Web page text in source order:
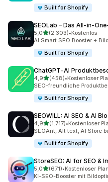
Built for Shopify
SEOLab – Das
5,0von 5 Sternen
(2.303)
2303 Rezensionen
•Kostenlos
AI Smart SEO Booster +
Built for Shopify
ChatGPT‑AI
4,9von 5 Sternen
(458)
458 Rezensionen
•Kostenloser
SEO-freundliche
Built for Shopify
SEOWILL: AI SEO & AI
4,9von 5 Sternen
(1.717)
1717 Rezensionen
•Kostenloser
SEOAnt, Alt text, AI Store
Built for Shopify
StoreSEO: AI for SEO &
5,0von 5 Sternen
(671)
671 Rezensionen insgesamt
•Kostenloser
KI-SEO-Booster mit